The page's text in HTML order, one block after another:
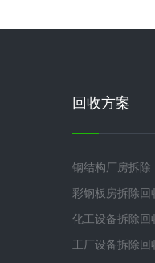
回收方案
钢结构厂房拆除
彩钢板房拆除回
化工设备拆除回
工厂设备拆除回